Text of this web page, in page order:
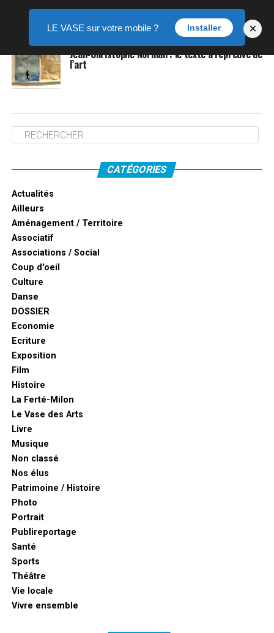
Jean-Christophe Norman : le texte à l’épreuve de
l’art
CATÉGORIES
Actualités
Ailleurs
Aménagement / Territoire
Associatif
Associations / Social
Coup d'oeil
Culture
Danse
DOSSIER
Economie
Ecriture
Exposition
Film
Histoire
La Ferté-Milon
Le Vase des Arts
Livre
Musique
Non classé
Nos élus
Patrimoine / Histoire
Photo
Portrait
Publireportage
Santé
Sports
Théâtre
Vie locale
Vivre ensemble
LE VASE sur votre mobile ? Installer ×